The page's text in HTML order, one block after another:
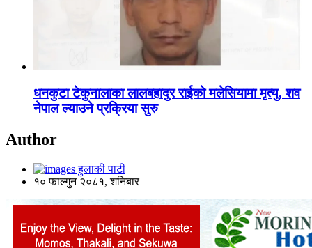
धनकुटा टेकुनालाका लालबहादुर राईको मलेसियामा मृत्यु, शव
नेपाल ल्याउने प्रक्रिया सुरु
Author
हुलाकी पाटी
१० फाल्गुन २०८१, शनिबार